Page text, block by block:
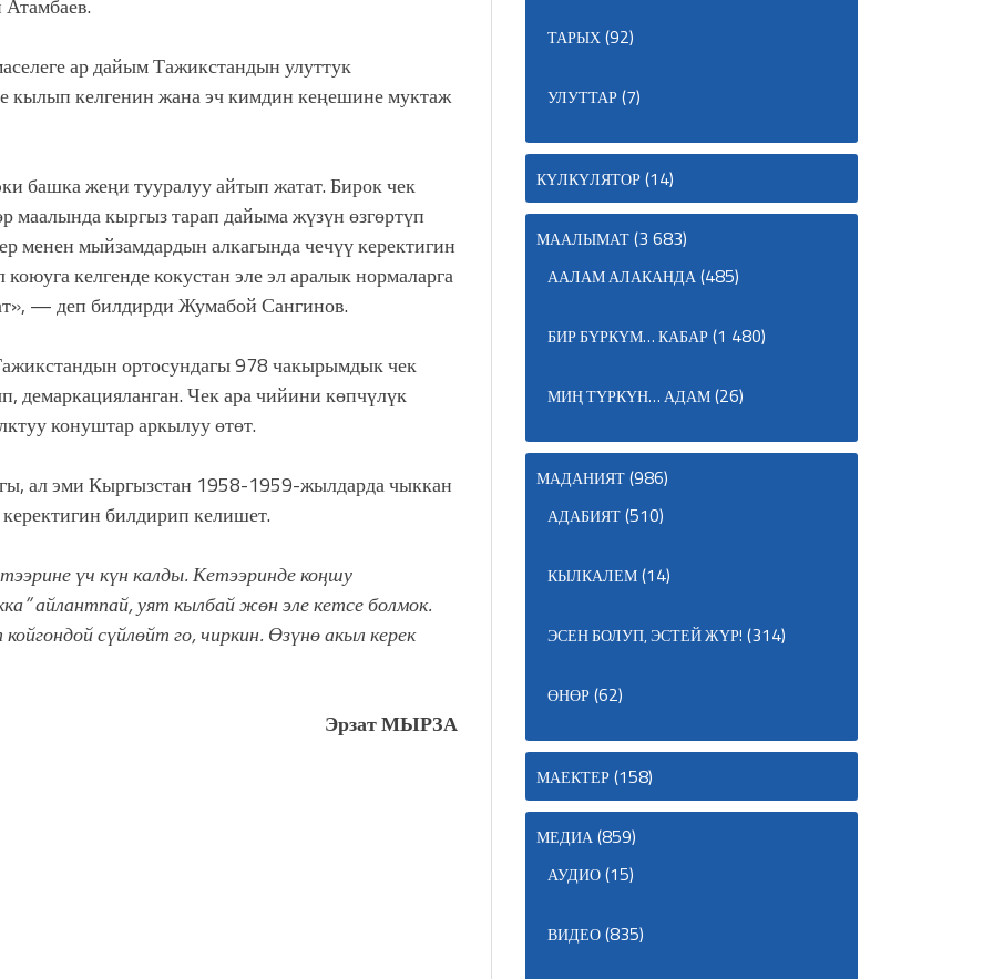
ар дайым Тажикстандын улуттук
кылып келгенин жана эч кимдин кеңешине муктаж
башка жеңи тууралуу айтып жатат. Бирок чек
кыргыз тарап дайыма жүзүн өзгөртүп
менен мыйзамдардын алкагында чечүү керектигин
келгенде кокустан эле эл аралык нормаларга
— деп билдирди Жумабой Сангинов.
ортосундагы 978 чакырымдык чек
демаркацияланган. Чек ара чийини көпчүлүк
конуштар аркылуу өтөт.
ал эми Кыргызстан 1958-1959-жылдарда чыккан
билдирип келишет.
үч күн калды. Кетээринде коңшу
айлантпай, уят кылбай жөн эле кетсе болмок.
сүйлөйт го, чиркин. Өзүнө акыл керек
Эрзат МЫРЗА
ТАРЫХ(92)
УЛУТТАР(7)
КҮЛКҮЛЯТОР(14)
МААЛЫМАТ(3 683)
ААЛАМ АЛАКАНДА(485)
БИР БҮРКҮМ… КАБАР(1 480)
МИҢ ТҮРКҮН… АДАМ(26)
МАДАНИЯТ(986)
АДАБИЯТ(510)
КЫЛКАЛЕМ(14)
ЭСЕН БОЛУП, ЭСТЕЙ ЖҮР! (314)
ӨНӨР(62)
МАЕКТЕР(158)
МЕДИА(859)
АУДИО(15)
ВИДЕО(835)